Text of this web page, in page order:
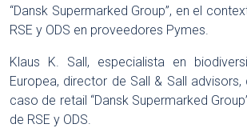
“Dansk Supermarked Group”, en el
RSE y ODS en proveedores Pymes.
Klaus K. Sall, especialista en
Europea, director de Sall & Sall
caso de retail “Dansk Supermarked
de RSE y ODS.